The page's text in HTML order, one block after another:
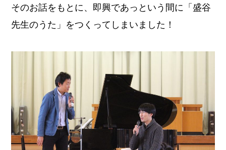
そのお話をもとに、即興であっという間に「盛谷
先生のうた」をつくってしまいました！